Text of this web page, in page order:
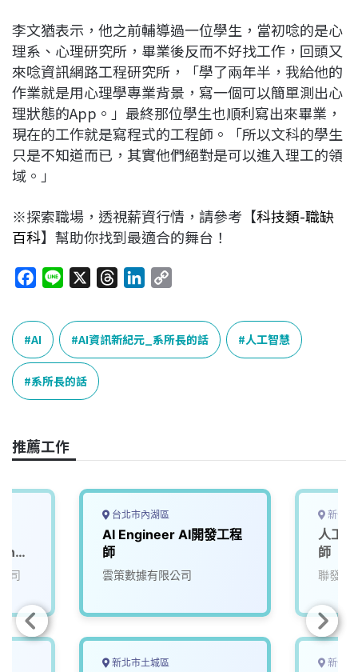
李文猶表示，他之前輔導過一位學生，當初唸的是心
理系、心理研究所，畢業後反而不好找工作，回頭又
來唸資訊網路工程研究所，「學了兩年半，我給他的
作業就是用心理學專業背景，寫一個可以簡單測出心
理狀態的App。」最終那位學生也順利寫出來畢業，
現在的工作就是寫程式的工程師。「所以文科的學生
只是不知道而已，其實他們絕對是可以進入理工的領
域。」
※探索職場，透視薪資行情，請參考【科技類-職缺
百科】幫助你找到最適合的舞台！
c
e
b
o
o
n
r
e
a
n
k
e
p
y
L
AI AI資訊新紀元_系所長的話 人工智慧
系所長的話
推薦工作
司
台北市內湖區
AI Engineer AI開發工程
師
雲策數據有限公司
新北市土城區
新竹
人工
師
聯發科
新竹